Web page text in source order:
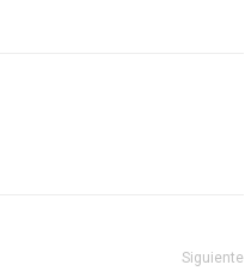
Siguiente